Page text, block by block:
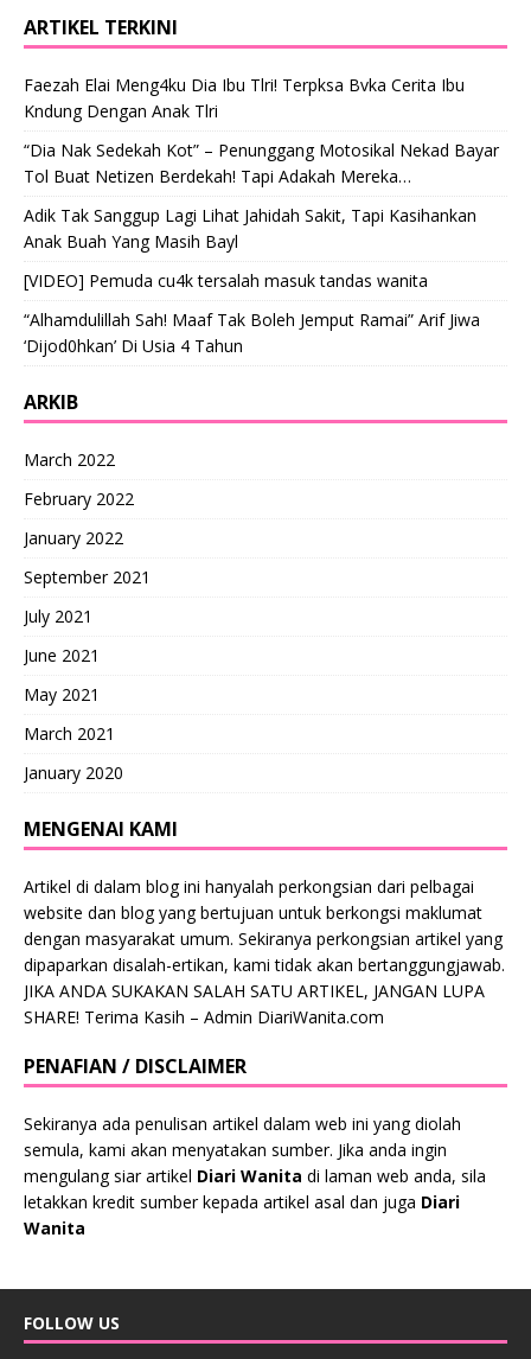
ARTIKEL TERKINI
Faezah Elai Meng4ku Dia Ibu Tlri! Terpksa Bvka Cerita Ibu
Kndung Dengan Anak Tlri
“Dia Nak Sedekah Kot” – Penunggang Motosikal Nekad Bayar
Tol Buat Netizen Berdekah! Tapi Adakah Mereka…
Adik Tak Sanggup Lagi Lihat Jahidah Sakit, Tapi Kasihankan
Anak Buah Yang Masih Bayl
[VIDEO] Pemuda cu4k tersalah masuk tandas wanita
“Alhamdulillah Sah! Maaf Tak Boleh Jemput Ramai” Arif Jiwa
‘Dijod0hkan’ Di Usia 4 Tahun
ARKIB
March 2022
February 2022
January 2022
September 2021
July 2021
June 2021
May 2021
March 2021
January 2020
MENGENAI KAMI
Artikel di dalam blog ini hanyalah perkongsian dari pelbagai
website dan blog yang bertujuan untuk berkongsi maklumat
dengan masyarakat umum. Sekiranya perkongsian artikel yang
dipaparkan disalah-ertikan, kami tidak akan bertanggungjawab.
JIKA ANDA SUKAKAN SALAH SATU ARTIKEL, JANGAN LUPA
SHARE! Terima Kasih – Admin DiariWanita.com
PENAFIAN / DISCLAIMER
Sekiranya ada penulisan artikel dalam web ini yang diolah
semula, kami akan menyatakan sumber. Jika anda ingin
mengulang siar artikel Diari Wanita di laman web anda, sila
letakkan kredit sumber kepada artikel asal dan juga Diari
Wanita
FOLLOW US